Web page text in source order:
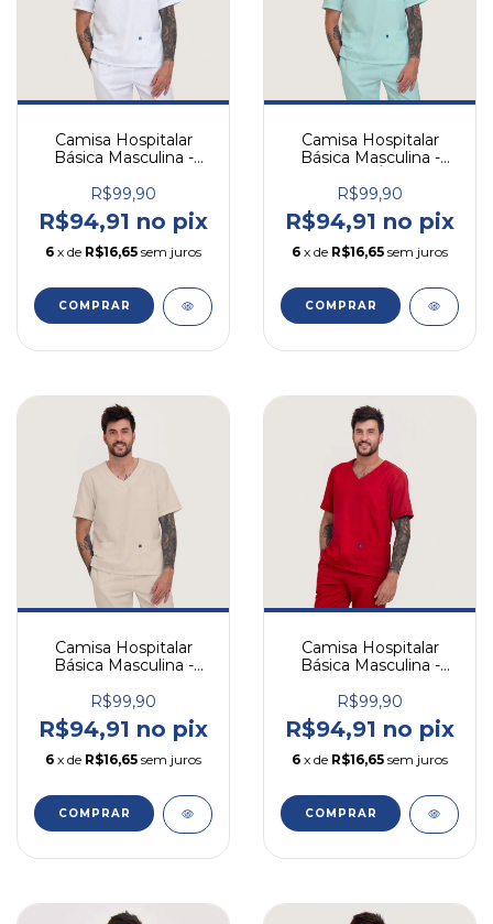
Camisa Hospitalar
Básica Masculina -
R$99,90
R$94,91 no pix
6 x de R$16,65 sem juros
COMPRAR
Camisa Hospitalar
Básica Masculina -
R$99,90
R$94,91 no pix
6 x de R$16,65 sem juros
COMPRAR
Camisa Hospitalar
Básica Masculina -
R$99,90
R$94,91 no pix
6 x de R$16,65 sem juros
COMPRAR
Camisa Hospitalar
Básica Masculina -
R$99,90
R$94,91 no pix
6 x de R$16,65 sem juros
COMPRAR